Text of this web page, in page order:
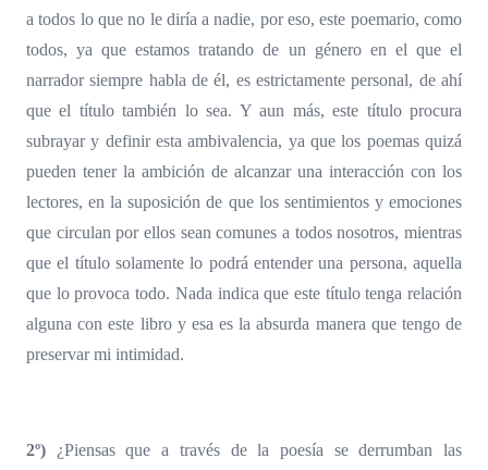
a todos lo que no le diría a nadie, por eso, este poemario, como
todos, ya que estamos tratando de un género en el que el
narrador siempre habla de él, es estrictamente personal, de ahí
que el título también lo sea. Y aun más, este título procura
subrayar y definir esta ambivalencia, ya que los poemas quizá
pueden tener la ambición de alcanzar una interacción con los
lectores, en la suposición de que los sentimientos y emociones
que circulan por ellos sean comunes a todos nosotros, mientras
que el título solamente lo podrá entender una persona, aquella
que lo provoca todo. Nada indica que este título tenga relación
alguna con este libro y esa es la absurda manera que tengo de
preservar mi intimidad.
2º) ¿Piensas que a través de la poesía se derrumban las